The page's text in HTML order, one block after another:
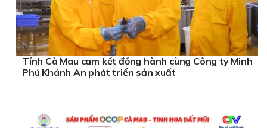
Tỉnh Cà Mau cam kết đồng hành cùng Công ty Minh
Phú Khánh An phát triển sản xuất